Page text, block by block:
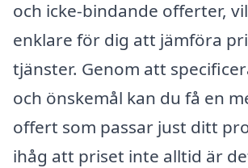
och icke-bindande offerter,
enklare för dig att jämföra
tjänster. Genom att
och önskemål kan du få en
offert som passar just ditt
ihåg att priset inte alltid är